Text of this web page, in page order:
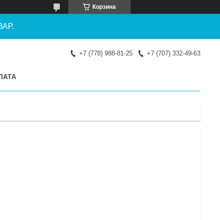
Корзина
+7 (778) 988-81-25 +7 (707) 332-49-63